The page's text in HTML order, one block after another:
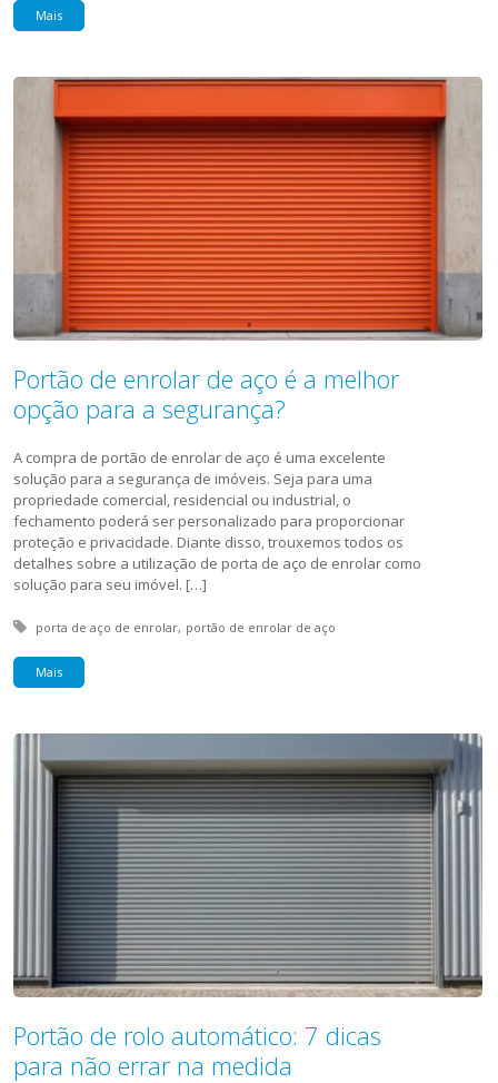
Mais
Portão de enrolar de aço é a melhor
opção para a segurança?
A compra de portão de enrolar de aço é uma excelente
solução para a segurança de imóveis. Seja para uma
propriedade comercial, residencial ou industrial, o
fechamento poderá ser personalizado para proporcionar
proteção e privacidade. Diante disso, trouxemos todos os
detalhes sobre a utilização de porta de aço de enrolar como
solução para seu imóvel. […]
Tagged with:
porta de aço de enrolar portão de enrolar de aço
Mais
Portão de rolo automático: 7 dicas
para não errar na medida